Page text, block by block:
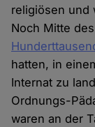
religiösen und
Noch Mitte
hatten, in
Internat zu
Ordnungs-
waren an der